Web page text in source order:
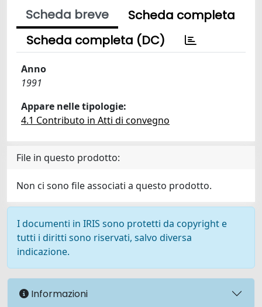
Scheda breve
Scheda completa
Scheda completa (DC)
Anno
1991
Appare nelle tipologie:
4.1 Contributo in Atti di convegno
File in questo prodotto:
Non ci sono file associati a questo prodotto.
I documenti in IRIS sono protetti da copyright e
tutti i diritti sono riservati, salvo diversa
indicazione.
Informazioni